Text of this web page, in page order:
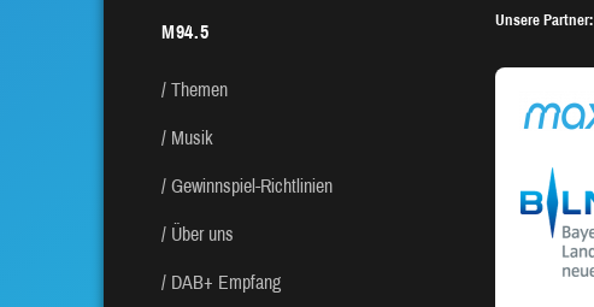
M94.5
Themen
Musik
Gewinnspiel-Richtlinien
Über uns
DAB+ Empfang
Unsere Partner: